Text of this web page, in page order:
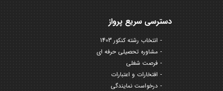
دسترسی سریع پرواز
انتخاب رشته کنکور 1403
مشاوره تحصیلی حرفه ای
فرصت شغلی
افتخارات و اعتبارات
درخواست نمایندگی